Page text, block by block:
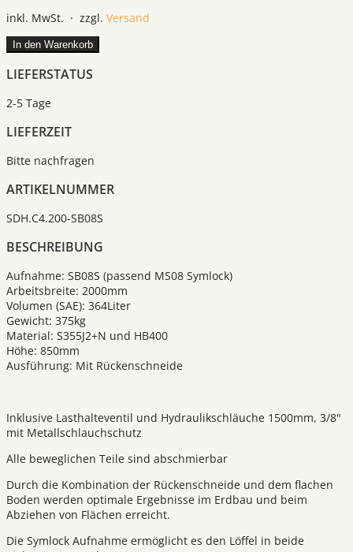
inkl. MwSt. · zzgl. Versand
In den Warenkorb
LIEFERSTATUS
2-5 Tage
LIEFERZEIT
Bitte nachfragen
ARTIKELNUMMER
SDH.C4.200-SB08S
BESCHREIBUNG
Aufnahme: SB08S (passend MS08 Symlock)
Arbeitsbreite: 2000mm
Volumen (SAE): 364Liter
Gewicht: 375kg
Material: S355J2+N und HB400
Höhe: 850mm
Ausführung: Mit Rückenschneide
Inklusive Lasthalteventil und Hydraulikschläuche 1500mm, 3/8"
mit Metallschlauchschutz
Alle beweglichen Teile sind abschmierbar
Durch die Kombination der Rückenschneide und dem flachen
Boden werden optimale Ergebnisse im Erdbau und beim
Abziehen von Flächen erreicht.
Die Symlock Aufnahme ermöglicht es den Löffel in beide